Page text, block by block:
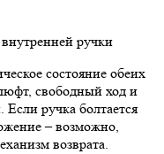
состояние обеих
свободный ход и
ручка болтается
– возможно,
возврата.